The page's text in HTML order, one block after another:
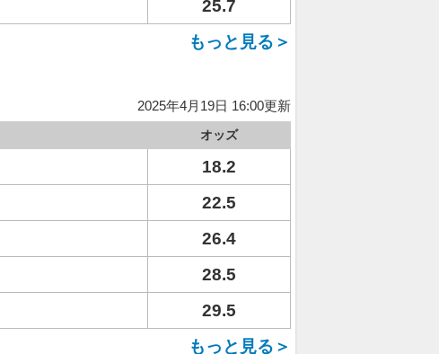
25.7
もっと見る＞
2025年4月19日 16:00更新
オッズ
18.2
22.5
26.4
28.5
29.5
もっと見る＞